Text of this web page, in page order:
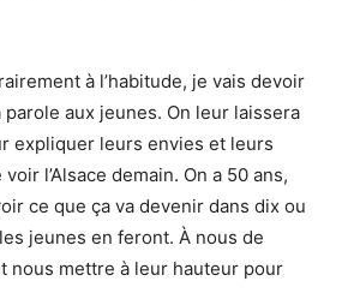
à l’habitude, je vais devoir
aux jeunes. On leur laissera
expliquer leurs envies et leurs
l’Alsace demain. On a 50 ans,
ce que ça va devenir dans dix ou
jeunes en feront. À nous de
nous mettre à leur hauteur pour